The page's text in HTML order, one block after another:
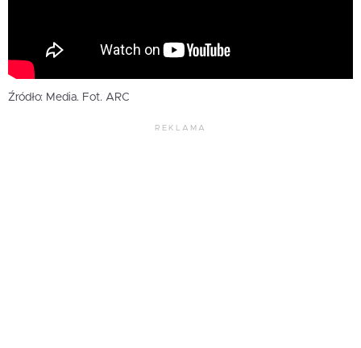
Źródło: Media. Fot. ARC
REKLAMA